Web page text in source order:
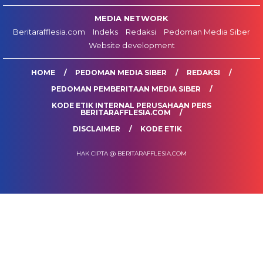
MEDIA NETWORK
Beritarafflesia.com
Indeks Redaksi
Pedoman Media Siber
Website development
HOME PEDOMAN MEDIA SIBER
REDAKSI
PEDOMAN PEMBERITAAN MEDIA SIBER
KODE ETIK INTERNAL PERUSAHAAN PERS
BERITARAFFLESIA.COM
DISCLAIMER
KODE ETIK
HAK CIPTA @ BERITARAFFLESIA.COM